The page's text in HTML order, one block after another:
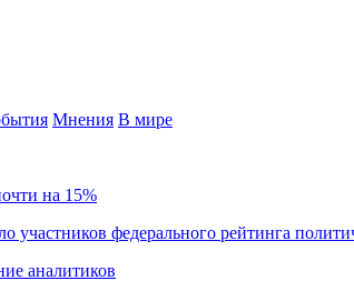
Мнения В мире
на 15%
федерального рейтинга
аналитиков